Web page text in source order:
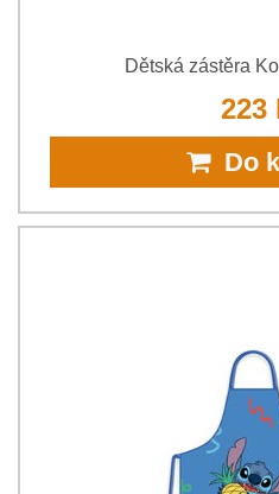
Dětská zástěra
223
Do